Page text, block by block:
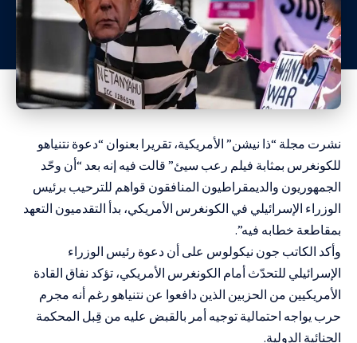
نشرت مجلة “ذا نيشن” الأمريكية، تقريرا بعنوان “دعوة نتنياهو
للكونغرس بمثابة فيلم رعب سيئ” قالت فيه إنه بعد “أن وحّد
الجمهوريون والديمقراطيون المنافقون قواهم للترحيب برئيس
الوزراء الإسرائيلي في الكونغرس الأمريكي، بدأ التقدميون التعهد
بمقاطعة خطابه فيه”.
وأكد الكاتب جون نيكولوس على أن دعوة رئيس الوزراء
الإسرائيلي للتحدّث أمام الكونغرس الأمريكي، تؤكد نفاق القادة
الأمريكيين من الحزبين الذين دافعوا عن نتنياهو رغم أنه مجرم
حرب يواجه احتمالية توجيه أمر بالقبض عليه من قِبل المحكمة
الجنائية الدولية.